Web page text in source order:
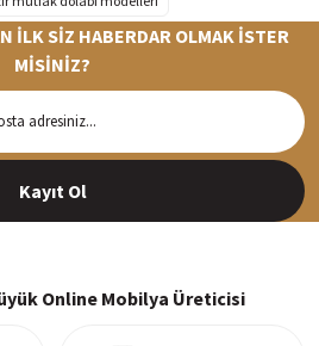
kargoya verilir
İLK SİZ HABERDAR OLMAK İSTER
MİSİNİZ?
Kayıt Ol
Online Mobilya Üreticisi